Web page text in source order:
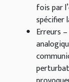
fois par
spécifier
Erreurs